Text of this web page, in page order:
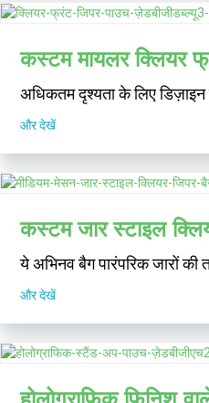
कस्टम मायलर क्लियर
अधिकतम दृश्यता के लिए
और देखें
कस्टम जार स्टाइल
ये अभिनव बैग पारंपरिक जारों
और देखें